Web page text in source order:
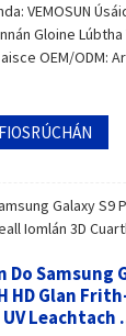
VEMOSUN
Gloine Lúbtha
OEM/ODM:
FIOSRÚCHÁN
Samsung
HD Glan
Leachtach